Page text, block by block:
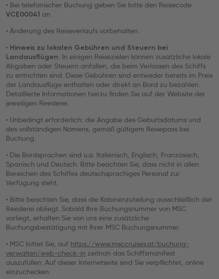
• Bei telefonischer Buchung geben Sie bitte den Reisecode
VCE00041 an.
• Änderung des Reiseverlaufs vorbehalten.
• Hinweis zu lokalen Gebühren und Steuern bei
Landausflügen: In einigen Reisezielen können zusätzliche lokale
Abgaben oder Steuern anfallen, die beim Verlassen des Schiffs
zu entrichten sind. Diese Gebühren sind entweder bereits im Preis
der Landausflüge enthalten oder direkt an Bord zu bezahlen.
Detaillierte Informationen hierzu finden Sie auf der Website der
jeweiligen Reederei.
• Unbedingt erforderlich: die Angabe des Geburtsdatums und
des vollständigen Namens, gemäß gültigem Reisepass bei
Buchung.
• Die Bordsprachen sind u.a. Italienisch, Englisch, Französisch,
Spanisch und Deutsch. Bitte beachten Sie, dass nicht in allen
Bereichen des Schiffes deutschsprachiges Personal zur
Verfügung steht.
• Bitte beachten Sie, dass die Kabinenzuteilung ausschließlich der
Reederei obliegt. Sobald Ihre Buchungsnummer von MSC
vorliegt, erhalten Sie von uns eine zusätzliche
Buchungsbestätigung mit Ihrer MSC Buchungsnummer.
• MSC bittet Sie, auf https://www.msccruises.at/buchung-
verwalten/web-check-in zeitnah das Schiffsmanifest
auszufüllen. Auf dieser Internetseite sind Sie verpflichtet, online
einzuchecken.